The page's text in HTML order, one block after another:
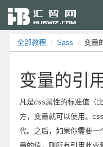
全部教程 Sass 变量
变量的引
凡是css属性的标准值（
方，变量就可以使用。
代。之后，如果你需要一
量的值，则所有引用此变